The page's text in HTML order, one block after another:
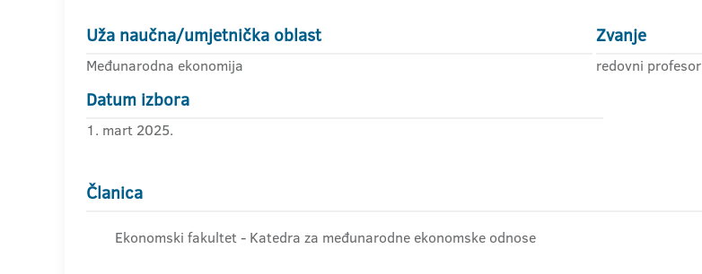
Uža naučna/umjetnička oblast
Međunarodna ekonomija
Zvanje
redovni profesor
Datum izbora
1. mart 2025.
Članica
Ekonomski fakultet - Katedra za međunarodne ekonomske odnose